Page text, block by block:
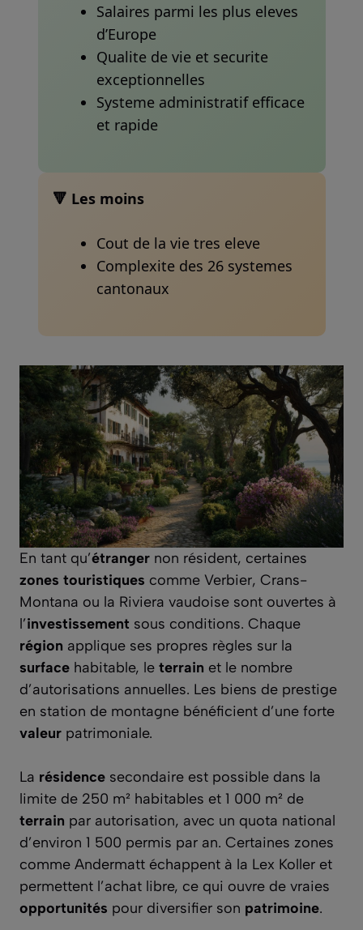
Salaires parmi les plus eleves
d’Europe
Qualite de vie et securite
exceptionnelles
Systeme administratif efficace
et rapide
🔻 Les moins
Cout de la vie tres eleve
Complexite des 26 systemes
cantonaux
En tant qu’étranger non résident, certaines
zones touristiques comme Verbier, Crans-
Montana ou la Riviera vaudoise sont ouvertes à
l’investissement sous conditions. Chaque
région applique ses propres règles sur la
surface habitable, le terrain et le nombre
d’autorisations annuelles. Les biens de prestige
en station de montagne bénéficient d’une forte
valeur patrimoniale.
La résidence secondaire est possible dans la
limite de 250 m² habitables et 1 000 m² de
terrain par autorisation, avec un quota national
d’environ 1 500 permis par an. Certaines zones
comme Andermatt échappent à la Lex Koller et
permettent l’achat libre, ce qui ouvre de vraies
opportunités pour diversifier son patrimoine.